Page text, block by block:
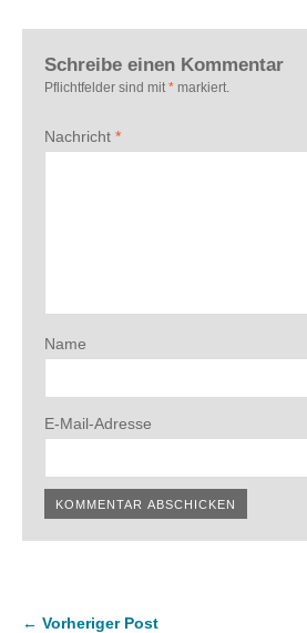
Schreibe einen Kommentar
Pflichtfelder sind mit * markiert.
Nachricht *
Name
E-Mail-Adresse
← Vorheriger Post